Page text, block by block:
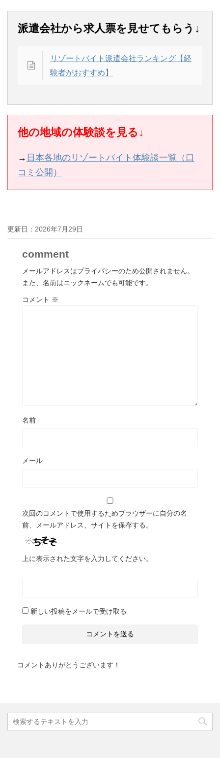
派遣会社から求人票を見せてもらう↓
リゾートバイト派遣会社ランキング【経
験者がおすすめ】
他の地域の体験談を見る↓
→ 日本各地のリゾートバイト体験談一覧（口
コミ公開）
更新日： 2026年7月29日
comment
メールアドレスはプライバシーのため公開されません。
また、名前はニックネームでも可能です。
コメント ※
名前
メール
次回のコメントで使用するためブラウザーに自分の名
前、メールアドレス、サイトを保存する。
上に表示された文字を入力してください。
新しい投稿をメールで受け取る
コメントありがとうございます！